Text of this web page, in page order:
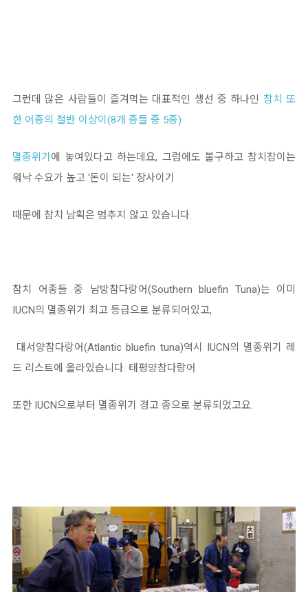
그런데 많은 사람들이 즐겨먹는 대표적인 생선 중 하나인 참치 또
한 어종의 절반 이상이(8개 종들 중 5종)
멸종위기 에 놓여있다고 하는데요, 그럼에도 불구하고 참치잡이는
워낙 수요가 높고 '돈이 되는' 장사이기
때문에 참치 남획은 멈추지 않고 있습니다.
참치 어종들 중 남방참다랑어(Southern bluefin Tuna)는 이미
IUCN의 멸종위기 최고 등급으로 분류되어있고,
대서양참다랑어(Atlantic bluefin tuna)역시 IUCN의 멸종위기 레
드 리스트에 올라있습니다. 태평양참다랑어
또한 IUCN으로부터 멸종위기 경고 종으로 분류되었고요.